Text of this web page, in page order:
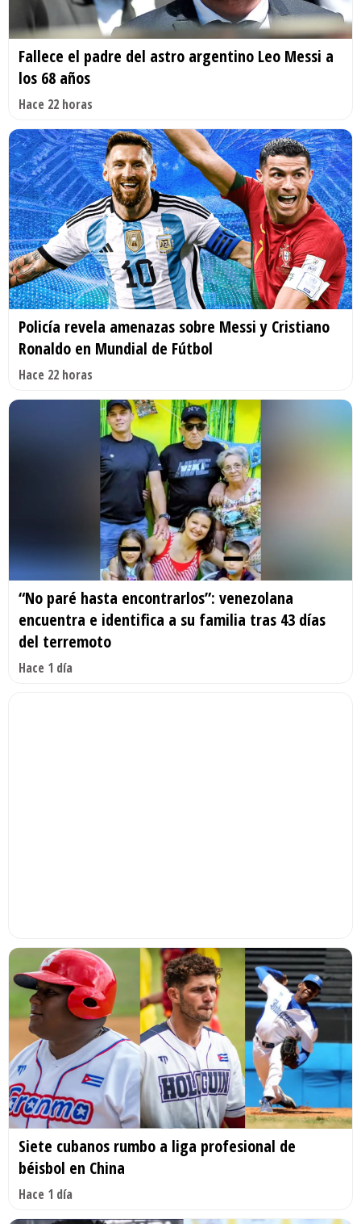
Fallece el padre del astro argentino Leo Messi a
los 68 años
Hace 22 horas
Policía revela amenazas sobre Messi y Cristiano
Ronaldo en Mundial de Fútbol
Hace 22 horas
“No paré hasta encontrarlos”: venezolana
encuentra e identifica a su familia tras 43 días
del terremoto
Hace 1 día
Siete cubanos rumbo a liga profesional de
béisbol en China
Hace 1 día